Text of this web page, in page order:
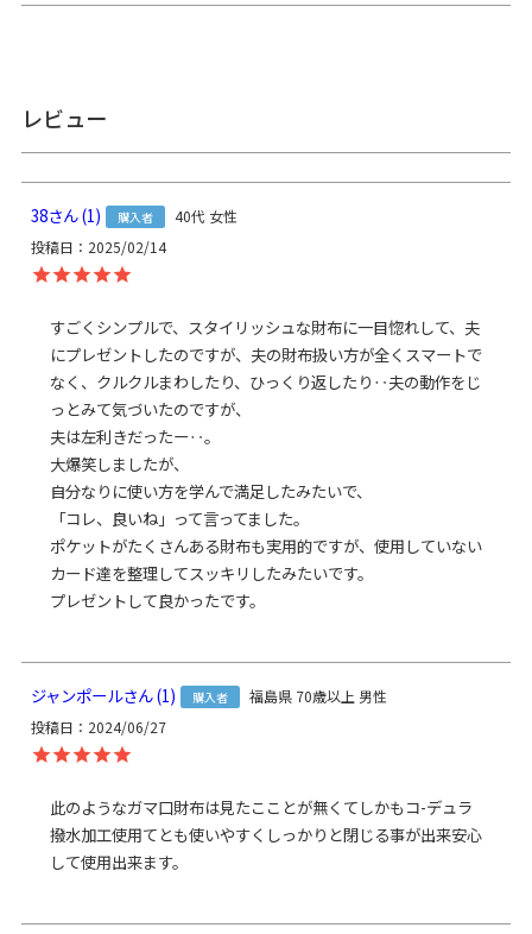
あらかじめご了承ください。
サ
イ
ズ
詳
細
＜本体＞ 外寸：高さ10.5cm、幅20cm ／ 内寸：高さ9cm、幅17.5cm
／ 小銭ポケット：高さ最大7.5cm、高さ最小5.5cm、幅16cm ／ ＜重
さ＞ 75g ／ ※外寸は口金を含みます。※内寸は口金を含みません。
＜コーデュラ(R) re/cor(TM)(レコー)＞ 表地：ポリエステル100％、
ークゴールド） ＜MONTANA＞ 表地：ナイロン100％、裏地：ナイ
ロン100％（※裏地の色は共通） ／ 革部分：牛革 ／ 口金：鉄（シル
バー）
日本製（京都秀和がま口製作所）
クレジットカード
Pay／楽天ペイ／PayPay
クレジットカード決済、Amazon Pay、PayPay、楽天ペイをご選択
の場合、システムの都合上、商品発送前に請求させていただく場合
があります。何卒ご了承ください。規約に基づき返品、キャンセル
もお受付できます。
法
ゆうパック：全国一律770円日時指定可能（※10,000円以上
ご購入頂いた場合は送料無料になります。）
超薄型＆シンプルな構造が魅力、ザクっと入れてもOKな長財布。
厚みがなく、フラットなタイプの長財布ですが、実は3部屋に分かれ
ているなど、見た目以上に実用的。たくさん入れても膨らみが気に
ならず薄型のビジネスバッグにも、スッと収納OK。
真ん中の袋状の小銭入れが仕切りになり、3部屋になっています。シ
ンプルな作りですが、お札・小銭・カード類などを分けられます。
レビュー
38 1 購入者 40代 女性
投稿日
2025/02/14
すごくシンプルで、スタイリッシュな財布に一目惚れして、夫
にプレゼントしたのですが、夫の財布扱い方が全くスマートで
なく、クルクルまわしたり、ひっくり返したり‥夫の動作をじ
っとみて気づいたのですが、
夫は左利きだったー‥。
大爆笑しましたが、
自分なりに使い方を学んで満足したみたいで、
「コレ、良いね」って言ってました。
ポケットがたくさんある財布も実用的ですが、使用していない
カード達を整理してスッキリしたみたいです。
ジャンポール 1 購入者 福島県 70歳以上 男性
投稿日
2024/06/27
此のようなガマ口財布は見たこことが無くてしかもコ-デュラ
撥水加工使用てとも使いやすくしっかりと閉じる事が出来安心
して使用出来ます。